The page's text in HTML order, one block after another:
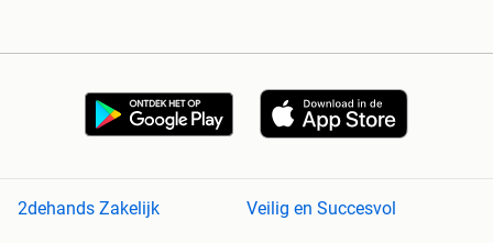
2dehands Zakelijk
Veilig en Succesvol